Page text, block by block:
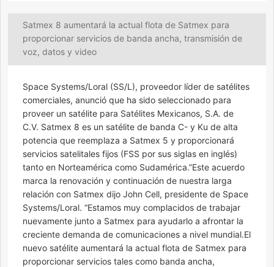
Satmex 8 aumentará la actual flota de Satmex para
proporcionar servicios de banda ancha, transmisión de
voz, datos y video
Space Systems/Loral (SS/L), proveedor líder de satélites
comerciales, anunció que ha sido seleccionado para
proveer un satélite para Satélites Mexicanos, S.A. de
C.V. Satmex 8 es un satélite de banda C- y Ku de alta
potencia que reemplaza a Satmex 5 y proporcionará
servicios satelitales fijos (FSS por sus siglas en inglés)
tanto en Norteamérica como Sudamérica.”Este acuerdo
marca la renovación y continuación de nuestra larga
relación con Satmex dijo John Cell, presidente de Space
Systems/Loral. “Estamos muy complacidos de trabajar
nuevamente junto a Satmex para ayudarlo a afrontar la
creciente demanda de comunicaciones a nivel mundial.El
nuevo satélite aumentará la actual flota de Satmex para
proporcionar servicios tales como banda ancha,